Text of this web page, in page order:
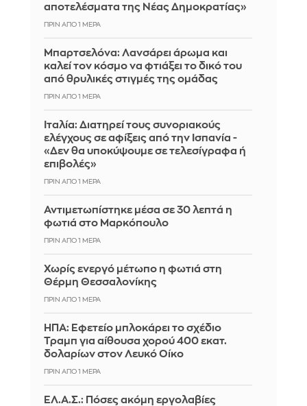
αποτελέσματα της Νέας Δημοκρατίας»
ΠΡΙΝ ΑΠΌ 1 ΜΈΡΑ
Μπαρτσελόνα: Λανσάρει άρωμα και
καλεί τον κόσμο να φτιάξει το δικό του
από θρυλικές στιγμές της ομάδας
ΠΡΙΝ ΑΠΌ 1 ΜΈΡΑ
Ιταλία: Διατηρεί τους συνοριακούς
ελέγχους σε αφίξεις από την Ισπανία -
«Δεν θα υποκύψουμε σε τελεσίγραφα ή
επιβολές»
ΠΡΙΝ ΑΠΌ 1 ΜΈΡΑ
Αντιμετωπίστηκε μέσα σε 30 λεπτά η
φωτιά στο Μαρκόπουλο
ΠΡΙΝ ΑΠΌ 1 ΜΈΡΑ
Χωρίς ενεργό μέτωπο η φωτιά στη
Θέρμη Θεσσαλονίκης
ΠΡΙΝ ΑΠΌ 1 ΜΈΡΑ
ΗΠΑ: Εφετείο μπλοκάρει το σχέδιο
Τραμπ για αίθουσα χορού 400 εκατ.
δολαρίων στον Λευκό Οίκο
ΠΡΙΝ ΑΠΌ 1 ΜΈΡΑ
ΕΛ.Α.Σ.: Πόσες ακόμη εργολαβίες